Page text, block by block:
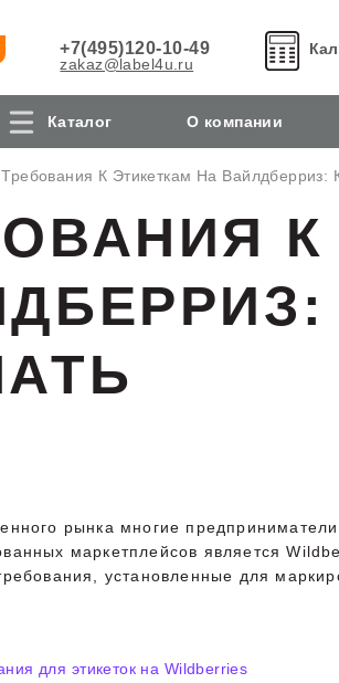
+7(495)120-10-49
zakaz@label4u.ru
Каталог О компании
Требования К Этикеткам На Вайлдберриз:
рынка многие
маркетплейсов является
установленные для
для этикеток на Wildberries